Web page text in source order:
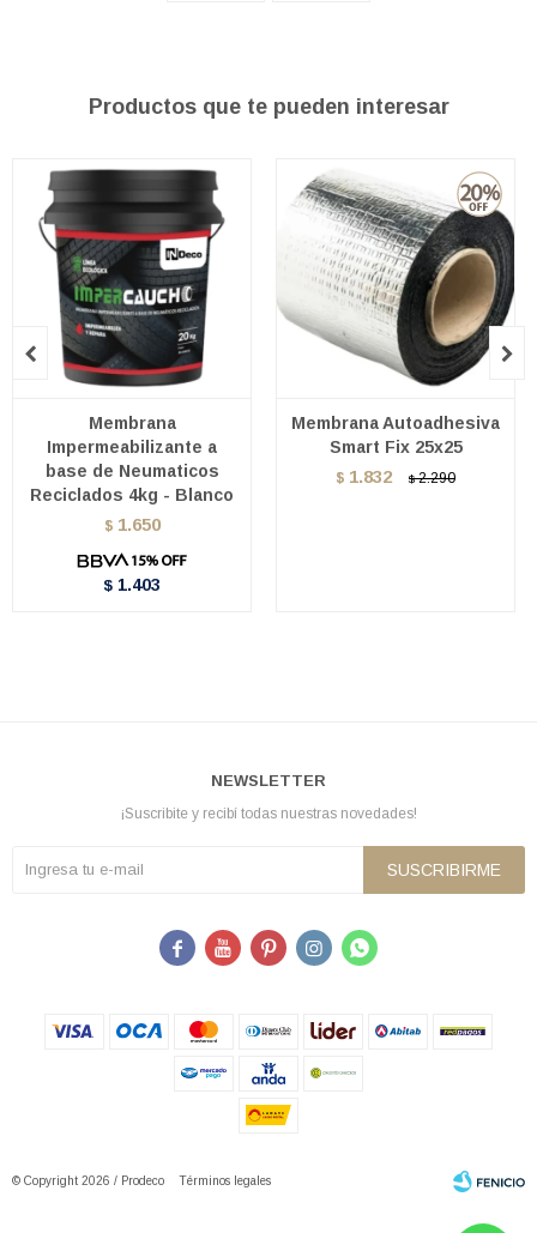
Productos que te pueden interesar
Membrana
Impermeabilizante a
base de Neumaticos
Reciclados 4kg - Blanco
$ 1.650
$ 1.403
Membrana Autoadhesiva
Smart Fix 25x25
$ 1.832 $ 2.290
 
NEWSLETTER
¡Suscribite y recibí todas nuestras novedades!
SUSCRIBIRME
    
© Copyright 2026 / Prodeco Términos legales